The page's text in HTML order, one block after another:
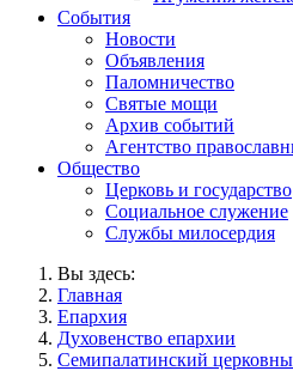
События
Новости
Объявления
Паломничество
Святые мощи
Архив событий
Агентство
Общество
Церковь и государство
Социальное служение
Службы милосердия
Вы здесь:
Главная
Епархия
Духовенство епархии
Семипалатинский